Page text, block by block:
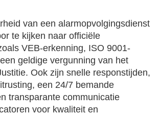
van een alarmopvolgingsdienst
te kijken naar officiële
VEB-erkenning, ISO 9001-
geldige vergunning van het
Ook zijn snelle responstijden,
een 24/7 bemande
transparante communicatie
voor kwaliteit en